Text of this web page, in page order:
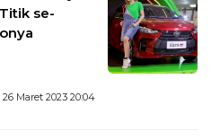
se-
26 Maret 2023 20:04